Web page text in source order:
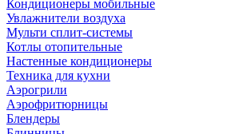
Кондиционеры мобильные
Увлажнители воздуха
Мульти сплит-системы
Котлы отопительные
Настенные кондиционеры
Техника для кухни
Аэрогрили
Аэрофритюрницы
Блендеры